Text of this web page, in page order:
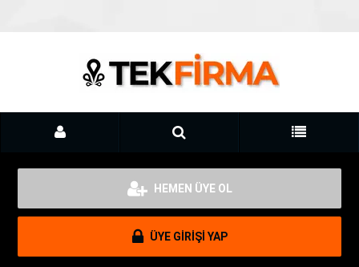
HEMEN ÜYE OL
ÜYE GİRİŞİ YAP